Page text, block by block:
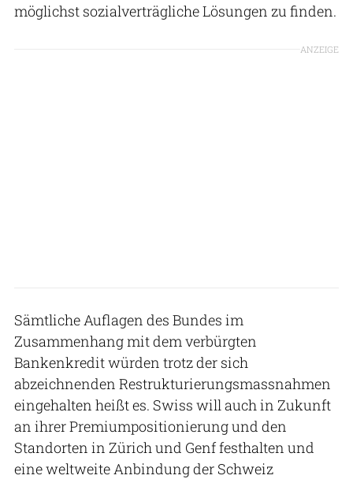
möglichst sozialverträgliche Lösungen zu finden.
ANZEIGE
Sämtliche Auflagen des Bundes im
Zusammenhang mit dem verbürgten
Bankenkredit würden trotz der sich
abzeichnenden Restrukturierungsmassnahmen
eingehalten heißt es. Swiss will auch in Zukunft
an ihrer Premiumpositionierung und den
Standorten in Zürich und Genf festhalten und
eine weltweite Anbindung der Schweiz